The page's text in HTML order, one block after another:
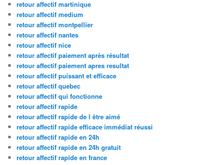
retour affectif martinique
retour affectif medium
retour affectif montpellier
retour affectif nantes
retour affectif nice
retour affectif paiement après résultat
retour affectif paiement apres resultat
retour affectif puissant et efficace
retour affectif quebec
retour affectif qui fonctionne
retour affectif rapide
retour affectif rapide de l être aimé
retour affectif rapide efficace immédiat réussi
retour affectif rapide en 24h
retour affectif rapide en 24h gratuit
retour affectif rapide en france